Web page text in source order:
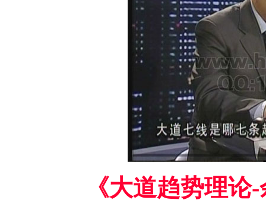
《大道趋势理